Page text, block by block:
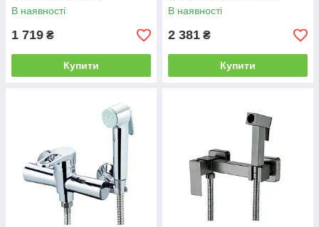
В наявності
1 719 ₴
Купити
В наявності
2 381 ₴
Купити